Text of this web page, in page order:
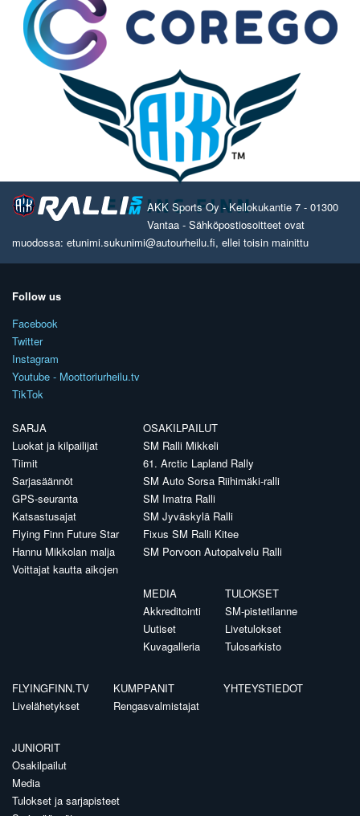
AKK Sports Oy - Kellokukantie 7 - 01300
Vantaa - Sähköpostiosoitteet ovat
muodossa: etunimi.sukunimi@autourheilu.fi, ellei toisin mainittu
Follow us
Facebook
Twitter
Instagram
Youtube - Moottoriurheilu.tv
TikTok
SARJA
Luokat ja kilpailijat
Tiimit
Sarjasäännöt
GPS-seuranta
Katsastusajat
Flying Finn Future Star
Hannu Mikkolan malja
Voittajat kautta aikojen
OSAKILPAILUT
SM Ralli Mikkeli
61. Arctic Lapland Rally
SM Auto Sorsa Riihimäki-ralli
SM Imatra Ralli
SM Jyväskylä Ralli
Fixus SM Ralli Kitee
SM Porvoon Autopalvelu Ralli
MEDIA
Akkreditointi
Uutiset
Kuvagalleria
TULOKSET
SM-pistetilanne
Livetulokset
Tulosarkisto
FLYINGFINN.TV
Livelähetykset
KUMPPANIT
Rengasvalmistajat
YHTEYSTIEDOT
JUNIORIT
Osakilpailut
Media
Tulokset ja sarjapisteet